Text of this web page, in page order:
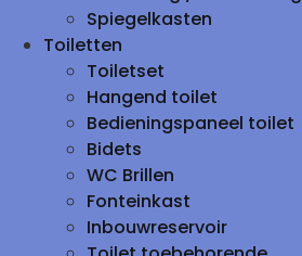
Spiegelkasten
Toiletten
Toiletset
Hangend toilet
Bedieningspaneel toilet
Bidets
WC Brillen
Fonteinkast
Inbouwreservoir